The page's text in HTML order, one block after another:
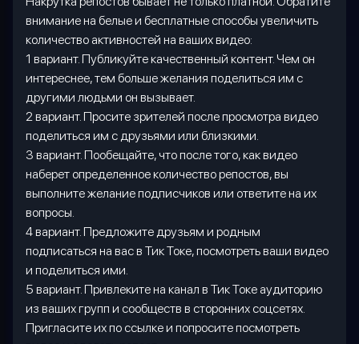
внимание на белые и бесплатные способы увеличить
количество активностей на ваших видео:
1 вариант. Публикуйте качественный контент. Чем он
интереснее, тем больше желания поделиться им с
другими людьми он вызывает.
2 вариант. Просите зрителей после просмотра видео
поделиться им с друзьями или близкими.
3 вариант. Пообещайте, что после того, как видео
наберет определенное количество репостов, вы
выполните желание подписчиков или ответите на их
вопросы.
4 вариант. Предложите друзьям и родным
подписаться на вас в Тик Токе, посмотреть ваши видео
и поделиться ими.
5 вариант. Привлеките на канал в Тик Токе аудиторию
из ваших групп и сообществ в сторонних соцсетях.
Пригласите их по ссылке и попросите посмотреть